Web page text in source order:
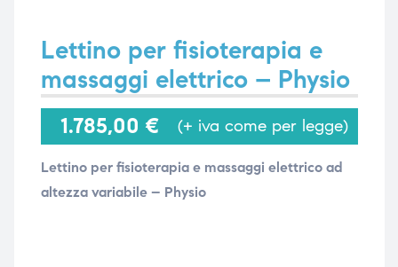
Lettino per fisioterapia e
massaggi elettrico – Physio
1.785,00 € (+ iva come per legge)
Lettino per fisioterapia e massaggi elettrico ad
altezza variabile – Physio